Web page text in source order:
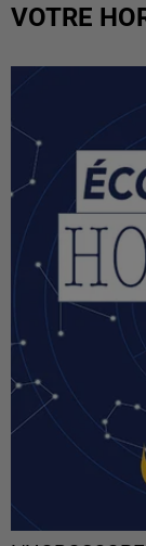
VOTRE